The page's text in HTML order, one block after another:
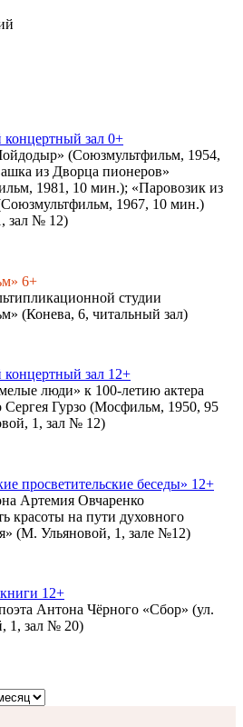
зал 0+
(Союзмультфильм, 1954,
из Дворца пионеров»
1981, 10 мин.); «Паровозик из
1967, 10 мин.)
зал № 12)
6+
студии
(Конева, 6, читальный зал)
зал 12+
люди» к 100-летию актера
Сергея Гурзо (Мосфильм, 1950, 95
1, зал № 12)
просветительские беседы» 12+
Артемия Овчаренко
красоты на пути духовного
(М. Ульяновой, 1, зале №12)
12+
Антона Чёрного «Сбор» (ул.
1, зал № 20)